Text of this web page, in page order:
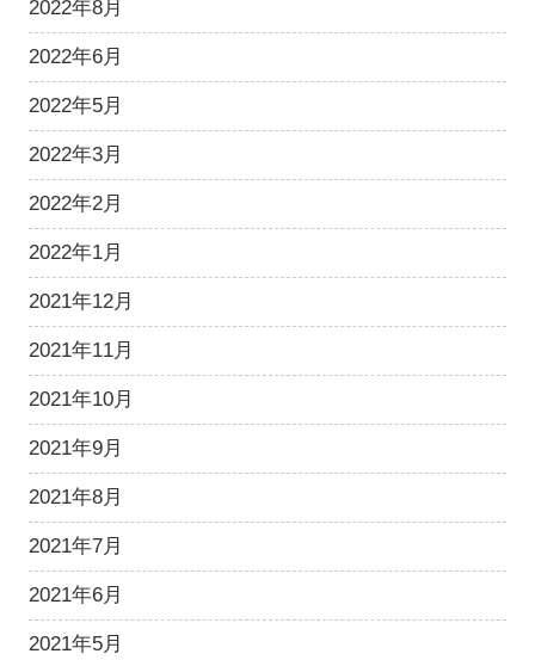
2022年8月
2022年6月
2022年5月
2022年3月
2022年2月
2022年1月
2021年12月
2021年11月
2021年10月
2021年9月
2021年8月
2021年7月
2021年6月
2021年5月